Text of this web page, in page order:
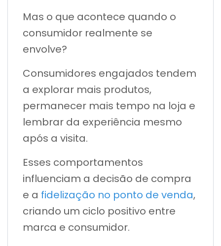
Mas o que acontece quando o
consumidor realmente se
envolve?
Consumidores engajados tendem
a explorar mais produtos,
permanecer mais tempo na loja e
lembrar da experiência mesmo
após a visita.
Esses comportamentos
influenciam a decisão de compra
e a fidelização no ponto de venda,
criando um ciclo positivo entre
marca e consumidor.